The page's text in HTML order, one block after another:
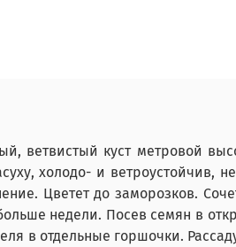
ветвистый куст метровой
холодо- и ветроустойчив,
Цветет до заморозков.
недели. Посев семян в
в отдельные горшочки.